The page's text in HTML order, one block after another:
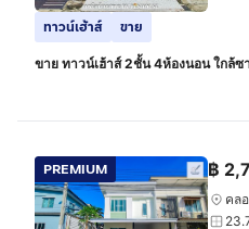
ทาวน์เฮ้าส์ ขาย
ขาย ทาวน์เฮ้าส์ 2ชั้น 4ห้องนอน ใกล้ซ
PREMIUM ฿
คล